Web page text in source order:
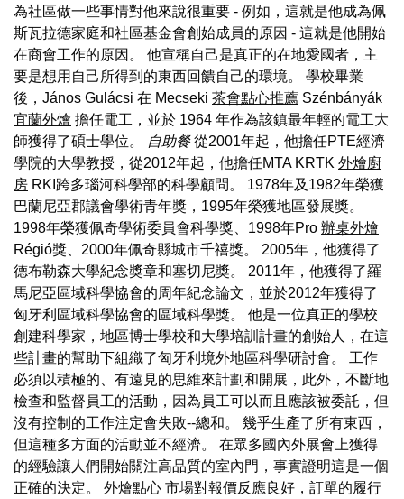
為社區做一些事情對他來說很重要 - 例如，這就是他成為佩
斯瓦拉德家庭和社區基金會創始成員的原因 - 這就是他開始
在商會工作的原因。 他宣稱自己是真正的在地愛國者，主
要是想用自己所得到的東西回饋自己的環境。 學校畢業
後，János Gulácsi 在 Mecseki 茶會點心推薦 Szénbányák
宜蘭外燴 擔任電工，並於 1964 年作為該鎮最年輕的電工大
師獲得了碩士學位。
自助餐從2001年起，他擔任PTE經濟
學院的大學教授，從2012年起，他擔任MTA KRTK 外燴廚
房 RKI跨多瑙河科學部的科學顧問。 1978年及1982年榮獲
巴蘭尼亞郡議會學術青年獎，1995年榮獲地區發展獎。
1998年榮獲佩奇學術委員會科學獎、1998年Pro 辦桌外燴
Régió獎、2000年佩奇縣城市千禧獎。 2005年，他獲得了
德布勒森大學紀念獎章和塞切尼獎。 2011年，他獲得了羅
馬尼亞區域科學協會的周年紀念論文，並於2012年獲得了
匈牙利區域科學協會的區域科學獎。 他是一位真正的學校
創建科學家，地區博士學校和大學培訓計畫的創始人，在這
些計畫的幫助下組織了匈牙利境外地區科學研討會。 工作
必須以積極的、有遠見的思維來計劃和開展，此外，不斷地
檢查和監督員工的活動，因為員工可以而且應該被委託，但
沒有控制的工作注定會失敗--總和。 幾乎生產了所有東西，
但這種多方面的活動並不經濟。 在眾多國內外展會上獲得
的經驗讓人們開始關注高品質的室內門，事實證明這是一個
正確的決定。 外燴點心 市場對報價反應良好，訂單的履行